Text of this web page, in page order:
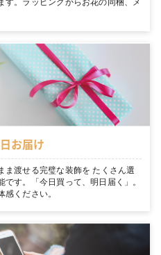
す。ラッピングからお花の同梱、メ
お届け
ま渡せる完璧な装飾を たくさん選
す。「今日買って、明日届く」。
ください。